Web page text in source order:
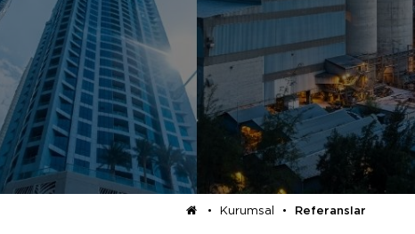
• Kurumsal • Referanslar